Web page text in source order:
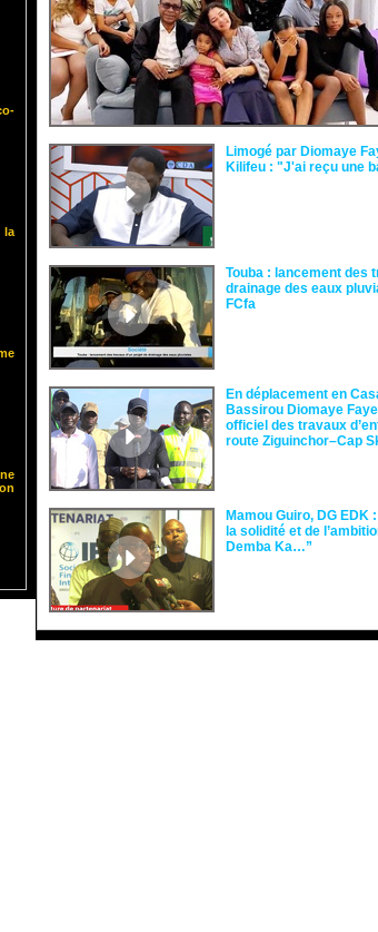
la
Limogé par Diomaye
Kilifeu : "J'ai reçu une
Touba : lancement des
drainage des eaux
FCfa ‎
En déplacement en
Bassirou Diomaye
officiel des travaux
route Ziguinchor–Cap
Mamou Guiro, DG EDK
la solidité et de
Demba Ka…”